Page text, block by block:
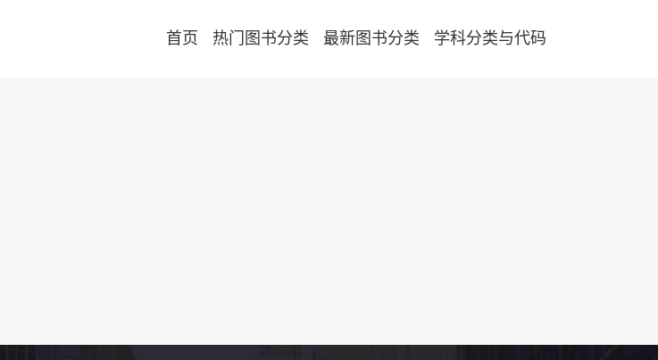
首页 热门图书分类 最新图书分类 学科分类与代码